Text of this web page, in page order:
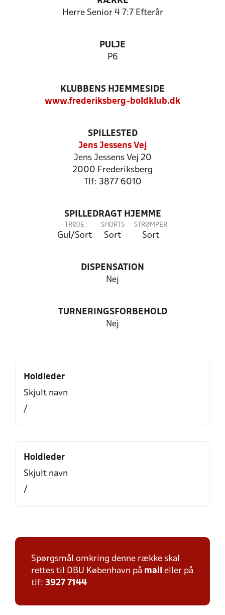
Herre Senior 4 7:7 Efterår
PULJE
P6
KLUBBENS HJEMMESIDE
www.frederiksberg-boldklub.dk
SPILLESTED
Jens Jessens Vej
Jens Jessens Vej 20
2000 Frederiksberg
Tlf: 3877 6010
SPILLEDRAGT HJEMME
TRØJE
Gul/Sort
SHORTS
Sort
STRØMPER
Sort
DISPENSATION
Nej
TURNERINGSFORBEHOLD
Nej
Holdleder
Skjult navn
/
Holdleder
Skjult navn
/
Spørgsmål omkring denne række skal
rettes til DBU København på mail eller på
tlf: 3927 7144